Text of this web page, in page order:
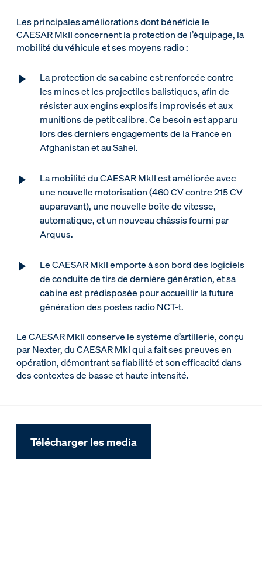
Les principales améliorations dont bénéficie le
CAESAR MkII concernent la protection de l’équipage, la
mobilité du véhicule et ses moyens radio :
La protection de sa cabine est renforcée contre
les mines et les projectiles balistiques, afin de
résister aux engins explosifs improvisés et aux
munitions de petit calibre. Ce besoin est apparu
lors des derniers engagements de la France en
Afghanistan et au Sahel.
La mobilité du CAESAR MkII est améliorée avec
une nouvelle motorisation (460 CV contre 215 CV
auparavant), une nouvelle boîte de vitesse,
automatique, et un nouveau châssis fourni par
Arquus.
Le CAESAR MkII emporte à son bord des logiciels
de conduite de tirs de dernière génération, et sa
cabine est prédisposée pour accueillir la future
génération des postes radio NCT-t.
Le CAESAR MkII conserve le système d’artillerie, conçu
par Nexter, du CAESAR MkI qui a fait ses preuves en
opération, démontrant sa fiabilité et son efficacité dans
des contextes de basse et haute intensité.
Télécharger les media